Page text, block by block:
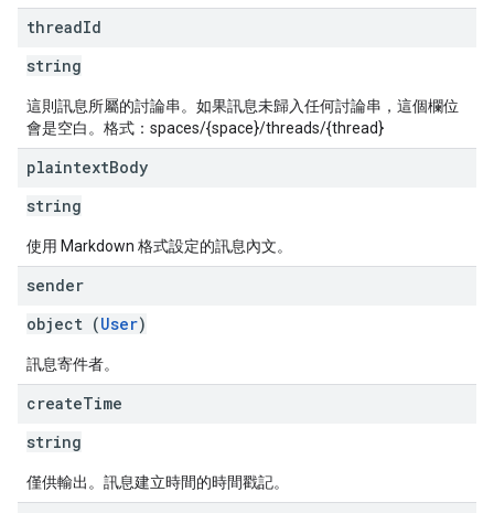
threadId
string
這則訊息所屬的討論串。如果訊息未歸入任何討論串，這個欄位
會是空白。格式：spaces/{space}/threads/{thread}
plaintextBody
string
使用 Markdown 格式設定的訊息內文。
sender
object (User)
訊息寄件者。
createTime
string
僅供輸出。訊息建立時間的時間戳記。